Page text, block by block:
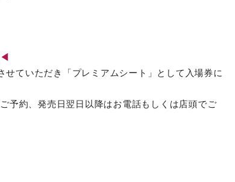
ていただき「プレミアムシート」として入場券に
予約、発売日翌日以降はお電話もしくは店頭でご